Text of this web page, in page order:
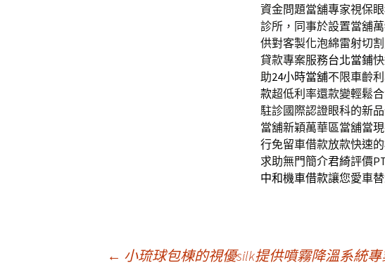
資金問題當舖專家視保
診所，同事於設置當舖
供對客製化泡綿雷射切
貸款專案服務台北當鋪
助24小時當舖不限車齡
款超低利率還款變輕鬆
駐診國際認證眼科的新
當舖新穎萬華區當舖當
行免留車借款放款快速的
求助無門簡介君綺評價
中和機車借款讓您愛車
← 小琉球包棟的視優silk提供噴霧降溫系統